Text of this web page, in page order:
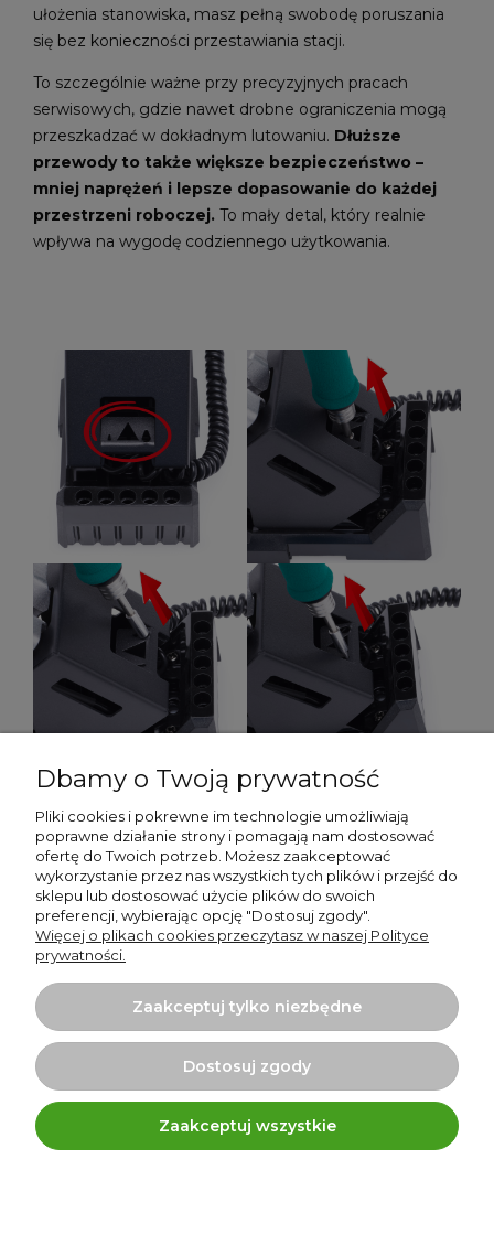
ułożenia stanowiska, masz pełną swobodę poruszania
się bez konieczności przestawiania stacji.
To szczególnie ważne przy precyzyjnych pracach
serwisowych, gdzie nawet drobne ograniczenia mogą
przeszkadzać w dokładnym lutowaniu. Dłuższe
przewody to także większe bezpieczeństwo –
mniej naprężeń i lepsze dopasowanie do każdej
przestrzeni roboczej. To mały detal, który realnie
wpływa na wygodę codziennego użytkowania.
✅ Organizer i podstawka –
porządek, bezpieczeństwo i
wygoda
Dołączona do zestawu podstawka pod kolbę
lutowniczą została zaprojektowana z myślą o
praktycznym przechowywaniu i wygodzie pracy.
Zintegrowany organizer na 5 grotów pozwala
mieć wszystkie końcówki zawsze pod ręką, co
przyspiesza ich wymianę i ułatwia pracę z różnymi
Dbamy o Twoją prywatność
Pliki cookies i pokrewne im technologie umożliwiają
poprawne działanie strony i pomagają nam dostosować
ofertę do Twoich potrzeb. Możesz zaakceptować
wykorzystanie przez nas wszystkich tych plików i przejść do
sklepu lub dostosować użycie plików do swoich
preferencji, wybierając opcję "Dostosuj zgody".
Więcej o plikach cookies przeczytasz w naszej Polityce
prywatności.
Zaakceptuj tylko niezbędne
Dostosuj zgody
Zaakceptuj wszystkie